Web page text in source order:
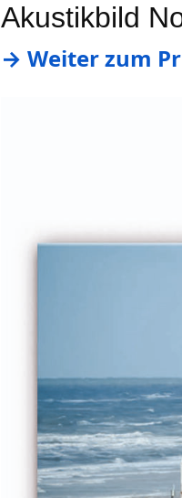
Akustikbild
→ Weiter zum